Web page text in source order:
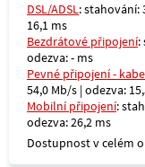
DSL/ADSL: stahování:
16,1 ms
Bezdrátové připojení:
odezva: - ms
Pevné připojení -
54,0 Mb/s | odezva:
Mobilní připojení:
odezva: 26,2 ms
Dostupnost v celém